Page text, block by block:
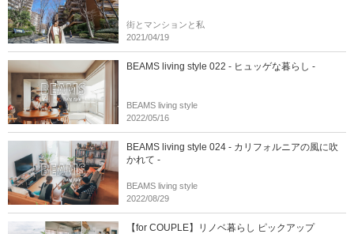
街とマンションと私
2021/04/19
BEAMS living style 022 - ヒュッゲな暮らし -
BEAMS living style
2022/05/16
BEAMS living style 024 - カリフォルニアの風に吹
かれて -
BEAMS living style
2022/08/29
【for COUPLE】リノベ暮らし ピックアップ